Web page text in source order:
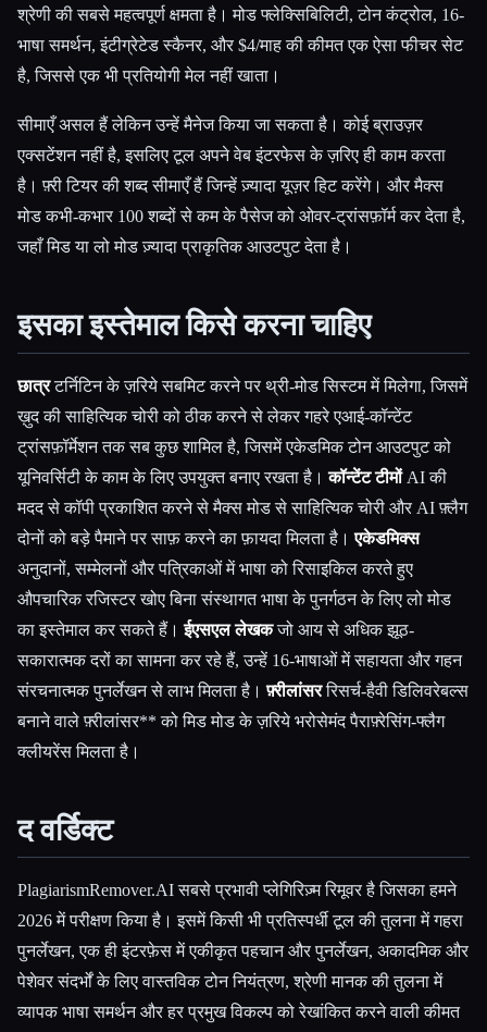
श्रेणी की सबसे महत्वपूर्ण क्षमता है। मोड फ्लेक्सिबिलिटी, टोन कंट्रोल, 16-
भाषा समर्थन, इंटीग्रेटेड स्कैनर, और $4/माह की कीमत एक ऐसा फीचर सेट
है, जिससे एक भी प्रतियोगी मेल नहीं खाता।
सीमाएँ असल हैं लेकिन उन्हें मैनेज किया जा सकता है। कोई ब्राउज़र
एक्सटेंशन नहीं है, इसलिए टूल अपने वेब इंटरफेस के ज़रिए ही काम करता
है। फ़्री टियर की शब्द सीमाएँ हैं जिन्हें ज़्यादा यूज़र हिट करेंगे। और मैक्स
मोड कभी-कभार 100 शब्दों से कम के पैसेज को ओवर-ट्रांसफ़ॉर्म कर देता है,
जहाँ मिड या लो मोड ज़्यादा प्राकृतिक आउटपुट देता है।
इसका इस्तेमाल किसे करना चाहिए
छात्रटर्निटिन के ज़रिये सबमिट करने पर थ्री-मोड सिस्टम में मिलेगा, जिसमें
ख़ुद की साहित्यिक चोरी को ठीक करने से लेकर गहरे एआई-कॉन्टेंट
ट्रांसफ़ॉर्मेशन तक सब कुछ शामिल है, जिसमें एकेडमिक टोन आउटपुट को
यूनिवर्सिटी के काम के लिए उपयुक्त बनाए रखता है।कॉन्टेंट टीमोंAI की
मदद से कॉपी प्रकाशित करने से मैक्स मोड से साहित्यिक चोरी और AI फ़्लैग
दोनों को बड़े पैमाने पर साफ़ करने का फ़ायदा मिलता है।एकेडमिक्स
अनुदानों, सम्मेलनों और पत्रिकाओं में भाषा को रिसाइकिल करते हुए
औपचारिक रजिस्टर खोए बिना संस्थागत भाषा के पुनर्गठन के लिए लो मोड
का इस्तेमाल कर सकते हैं।ईएसएल लेखकजो आय से अधिक झूठ-
सकारात्मक दरों का सामना कर रहे हैं, उन्हें 16-भाषाओं में सहायता और गहन
संरचनात्मक पुनर्लेखन से लाभ मिलता है।फ़्रीलांसररिसर्च-हैवी डिलिवरेबल्स
बनाने वाले फ़्रीलांसर** को मिड मोड के ज़रिये भरोसेमंद पैराफ़्रेसिंग-फ्लैग
क्लीयरेंस मिलता है।
द वर्डिक्ट
PlagiarismRemover.AI सबसे प्रभावी प्लेगिरिज़्म रिमूवर है जिसका हमने
2026 में परीक्षण किया है। इसमें किसी भी प्रतिस्पर्धी टूल की तुलना में गहरा
पुनर्लेखन, एक ही इंटरफ़ेस में एकीकृत पहचान और पुनर्लेखन, अकादमिक और
पेशेवर संदर्भों के लिए वास्तविक टोन नियंत्रण, श्रेणी मानक की तुलना में
व्यापक भाषा समर्थन और हर प्रमुख विकल्प को रेखांकित करने वाली कीमत